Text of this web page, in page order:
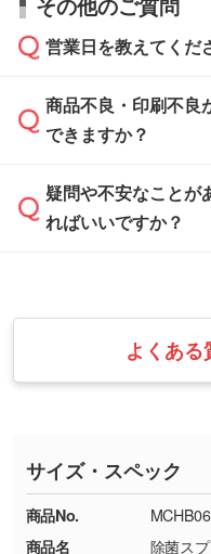
なお、印刷用デー
から添付してお送り
しい
解像度の低い画像
などを、印刷に適
・フルカラーデー
・1色印刷でグラ
い
す。→詳しく見る
・コーポレートカ
相談いただきます
ご希望や商品の本
本体色がブラック
白色か淡い色の印
本体色がナチュラ
っきりと目立たせ
らかい雰囲気にし
また、お選びいた
ない場合や仕上が
タッフから別の色
その他のご質問
営業日を教えてくだ
営業日は平日の
休みとなります。
速やかに対応いた
商品不良・印刷不良
できますか？
お手数をお掛けい
フまでご連絡くだ
・お届け時に商品
・ご注文と異なる
・印刷不良があっ
※詳しくは「商品の
ください。
疑問や不安なことが
ればいいですか？
業日以内に担当ス
いたします。
お急ぎの場合はお
TEL：0422-29-
18:00(土日祝日除く
お問い合わせフォー
よくある
サイズ・スペック
商品No.
商品名
除菌ス